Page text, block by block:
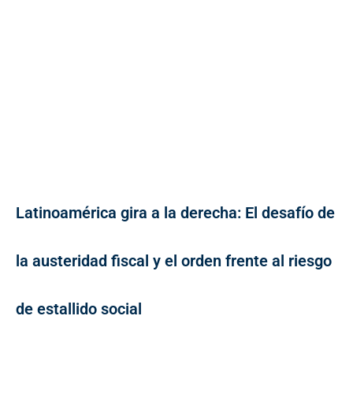
Latinoamérica gira a la derecha: El desafío de
la austeridad fiscal y el orden frente al riesgo
de estallido social